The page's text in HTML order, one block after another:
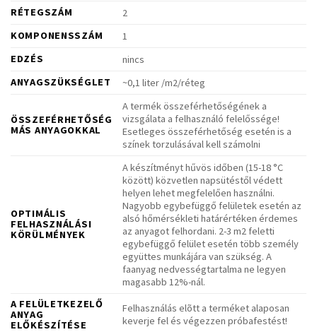
RÉTEGSZÁM
2
KOMPONENSSZÁM
1
EDZÉS
nincs
ANYAGSZÜKSÉGLET
~0,1 liter /m2/réteg
ÖSSZEFÉRHETŐSÉG
MÁS ANYAGOKKAL
A termék összeférhetőségének a
vizsgálata a felhasználó felelőssége!
Esetleges összeférhetőség esetén is a
színek torzulásával kell számolni
OPTIMÁLIS
FELHASZNÁLÁSI
KÖRÜLMÉNYEK
A készítményt hűvös időben (15-18 °C
között) közvetlen napsütéstől védett
helyen lehet megfelelően használni.
Nagyobb egybefüggő felületek esetén az
alsó hőmérsékleti határértéken érdemes
az anyagot felhordani. 2-3 m2 feletti
egybefüggő felület esetén több személy
együttes munkájára van szükség. A
faanyag nedvességtartalma ne legyen
magasabb 12%-nál.
A FELÜLETKEZELŐ
ANYAG
ELŐKÉSZÍTÉSE
Felhasználás elõtt a terméket alaposan
keverje fel és végezzen próbafestést!